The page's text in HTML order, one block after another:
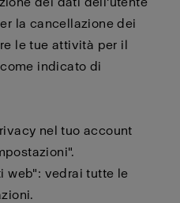
la cancellazione dei
le tue attività per il
indicato di
nel tuo account
web": vedrai tutte le